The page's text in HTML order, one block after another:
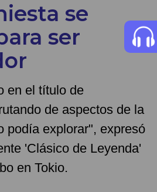
se
ser
en el título de
de aspectos de la
podía explorar", expresó
'Clásico de Leyenda'
en Tokio.